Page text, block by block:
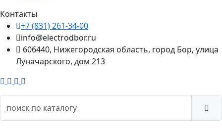
Контакты
+7 (831) 261-34-00
info@electrodbor.ru
606440, Нижегородская область, город Бор, улица
Луначарского, дом 213